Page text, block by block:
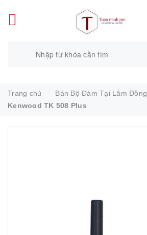
Trang chủ Bán Bộ Đàm Tại Lâm Đồng
Kenwood TK 508 Plus